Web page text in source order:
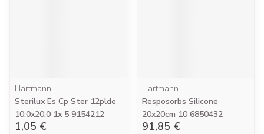
Hartmann
Sterilux Es Cp Ster 12plde
10,0x20,0 1x 5 9154212
1,05 €
Hartmann
Resposorbs Silicone
20x20cm 10 6850432
91,85 €